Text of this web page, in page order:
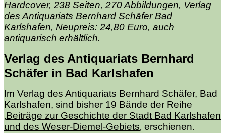
Hardcover, 238 Seiten, 270 Abbildungen, Verlag
des Antiquariats Bernhard Schäfer Bad
Karlshafen, Neupreis: 24,80 Euro, auch
antiquarisch erhältlich.
Verlag des Antiquariats Bernhard
Schäfer in Bad Karlshafen
Im Verlag des Antiquariats Bernhard Schäfer, Bad
Karlshafen, sind bisher 19 Bände der Reihe
‚Beiträge zur Geschichte der Stadt Bad Karlshafen
und des Weser-Diemel-Gebiets‚ erschienen.